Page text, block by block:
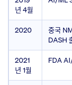
년 4월
2020
중국
DASH
2021
년 1월
FDA